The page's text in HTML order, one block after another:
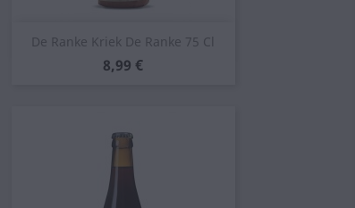
De Ranke Kriek De Ranke 75 Cl
Prezzo
8,99 €
Anteprima